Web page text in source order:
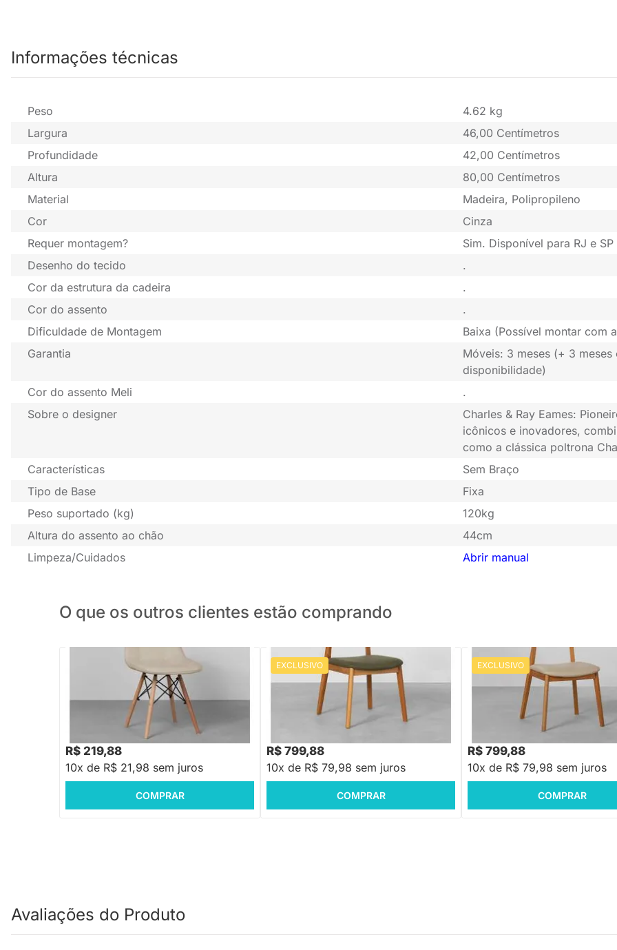
Informações técnicas
Peso
4.62 kg
Largura
46,00 Centímetros
Profundidade
42,00 Centímetros
Altura
80,00 Centímetros
Material
Madeira, Polipropileno
Cor
Cinza
Requer montagem?
Sim. Disponível para RJ e
Desenho do tecido
.
Cor da estrutura da cadeira
.
Cor do assento
.
Dificuldade de Montagem
Baixa (Possível montar com
Garantia
Móveis: 3 meses (+ 3
disponibilidade)
Cor do assento Meli
.
Sobre o designer
Charles & Ray Eames:
icônicos e inovadores,
como a clássica poltrona
Características
Sem Braço
Tipo de Base
Fixa
Peso suportado (kg)
120kg
Altura do assento ao chão
44cm
Limpeza/Cuidados
Abrir manual
O que os outros clientes estão comprando
PRONTA ENTREGA
Cadeira Eiffel Botonê - Bege Acinzentado
Economize R$ 280
R$ 219,88
10x de R$ 21,98 sem juros
COMPRAR
EXCLUSIVO PRONTA ENTREGA
Cadeira Nord Encosto Madeira - Verde
R$ 799,88
10x de R$ 79,98 sem juros
COMPRAR
EXCLUSIVO PRONTA ENTREGA
Cadeira Nord Encosto Madeira
R$ 799,88
10x de R$ 79,98 sem juros
COMPRAR
Avaliações do Produto